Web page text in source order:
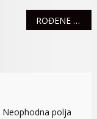
ROĐENE 24 BEBE
Neophodna polja